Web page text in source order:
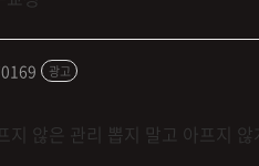
광고
않은 관리 뽑지 말고 아프지 않